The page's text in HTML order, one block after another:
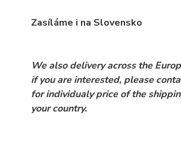
Zasíláme i na Slovensko
We also delivery across the
if you are interested, please
for individualy price of the
your country.